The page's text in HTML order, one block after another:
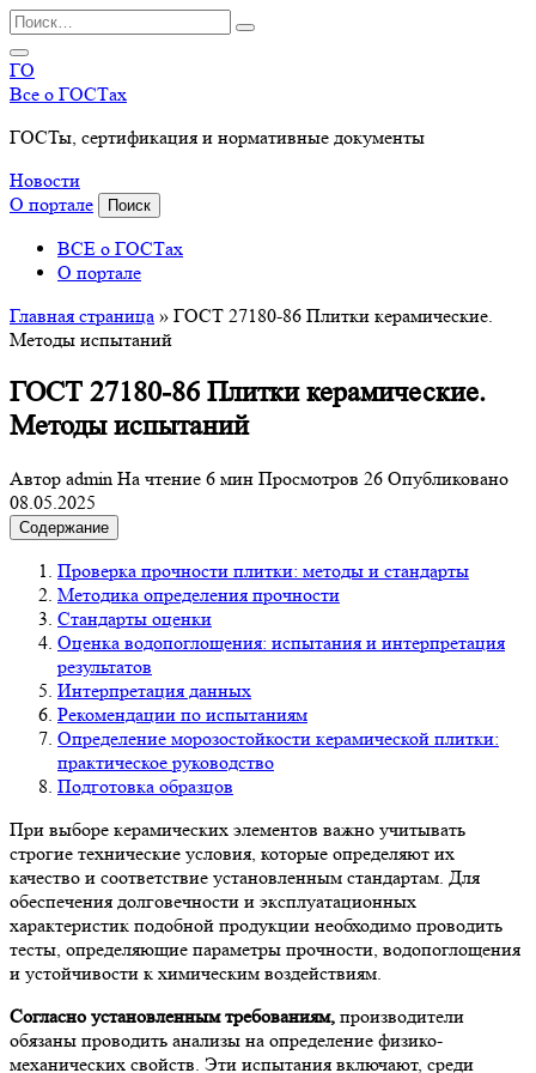
Перейти
к
содержанию
Search
for:
ГО
Все о ГОСТах
ГОСТы, сертификация и нормативные документы
Новости
О портале
Поиск
ВСЕ о ГОСТах
О портале
Главная страница » ГОСТ 27180-86 Плитки керамические.
Методы испытаний
ГОСТ 27180-86 Плитки керамические.
Методы испытаний
Автор admin На чтение 6 мин Просмотров 26 Опубликовано
08.05.2025
Содержание
Проверка прочности плитки: методы и стандарты
Методика определения прочности
Стандарты оценки
Оценка водопоглощения: испытания и интерпретация
результатов
Интерпретация данных
Рекомендации по испытаниям
Определение морозостойкости керамической плитки:
практическое руководство
Подготовка образцов
При выборе керамических элементов важно учитывать
строгие технические условия, которые определяют их
качество и соответствие установленным стандартам. Для
обеспечения долговечности и эксплуатационных
характеристик подобной продукции необходимо проводить
тесты, определяющие параметры прочности, водопоглощения
и устойчивости к химическим воздействиям.
Согласно установленным требованиям, производители
обязаны проводить анализы на определение физико-
механических свойств. Эти испытания включают, среди